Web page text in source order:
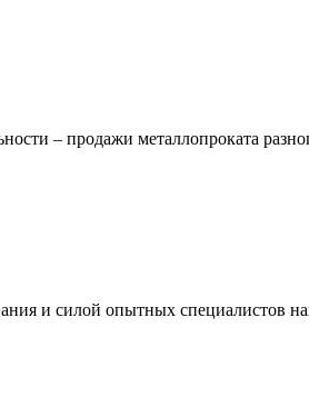
– продажи металлопроката
и силой опытных специалистов